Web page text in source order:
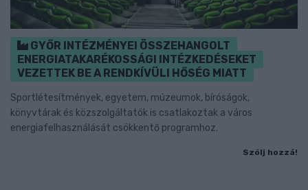
GYŐR INTÉZMÉNYEI ÖSSZEHANGOLT
ENERGIATAKARÉKOSSÁGI INTÉZKEDÉSEKET
VEZETTEK BE A RENDKÍVÜLI HŐSÉG MIATT
Sportlétesítmények, egyetem, múzeumok, bíróságok,
könyvtárak és közszolgáltatók is csatlakoztak a város
energiafelhasználását csökkentő programhoz.
Szólj hozzá!